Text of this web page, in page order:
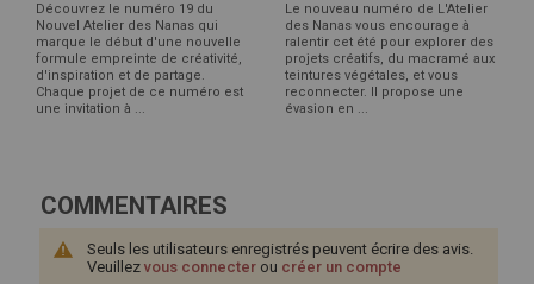
Découvrez le numéro 19 du
Nouvel Atelier des Nanas qui
marque le début d'une nouvelle
formule empreinte de créativité,
d'inspiration et de partage.
Chaque projet de ce numéro est
une invitation à ...
Le nouveau numéro de L'Atelier
des Nanas vous encourage à
ralentir cet été pour explorer des
projets créatifs, du macramé aux
teintures végétales, et vous
reconnecter. Il propose une
évasion en ...
COMMENTAIRES
Seuls les utilisateurs enregistrés peuvent écrire des avis.
Veuillez vous connecter ou créer un compte